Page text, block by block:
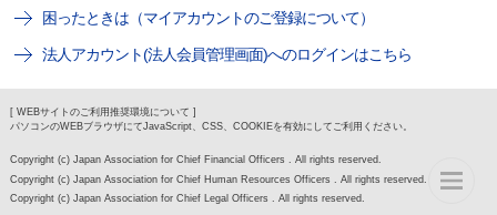
困ったときは（マイアカウントのご登録について）
法人アカウント(法人会員管理画面)へのログインはこちら
[ WEBサイトのご利用推奨環境について ]
パソコンのWEBブラウザにてJavaScript、CSS、COOKIEを有効にしてご利用ください。
Copyright (c) Japan Association for Chief Financial Officers . All rights reserved.
Copyright (c) Japan Association for Chief Human Resources Officers . All rights reserved.
Copyright (c) Japan Association for Chief Legal Officers . All rights reserved.